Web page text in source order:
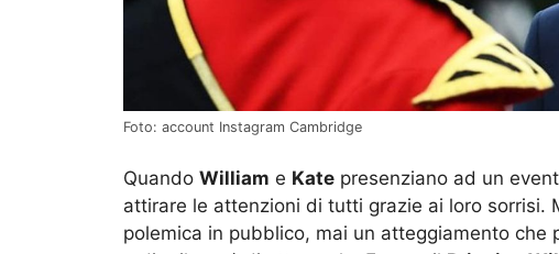
Foto: account Instagram Cambridge
Quando William e Kate presenziano ad un
attirare le attenzioni di tutti grazie ai loro sorrisi.
polemica in pubblico, mai un atteggiamento